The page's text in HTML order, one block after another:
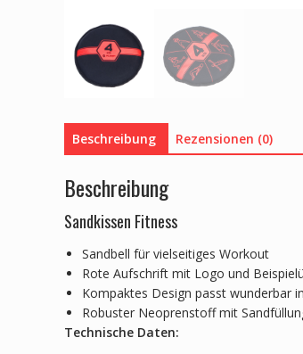
Beschreibung Rezensionen (0)
Beschreibung
Sandkissen Fitness
Sandbell für vielseitiges Workout
Rote Aufschrift mit Logo und
Kompaktes Design passt wunderbar
Robuster Neoprenstoff mit
Technische Daten: